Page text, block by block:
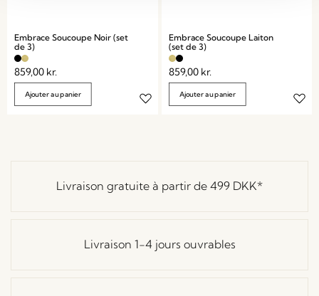
Embrace Soucoupe Noir (set
de 3)
859,00 kr.
Ajouter au panier
Embrace Soucoupe Laiton
(set de 3)
859,00 kr.
Ajouter au panier
Livraison gratuite à partir de 499 DKK*
Livraison 1-4 jours ouvrables